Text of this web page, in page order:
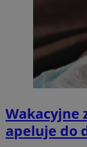
Wakacyjne
apeluje do